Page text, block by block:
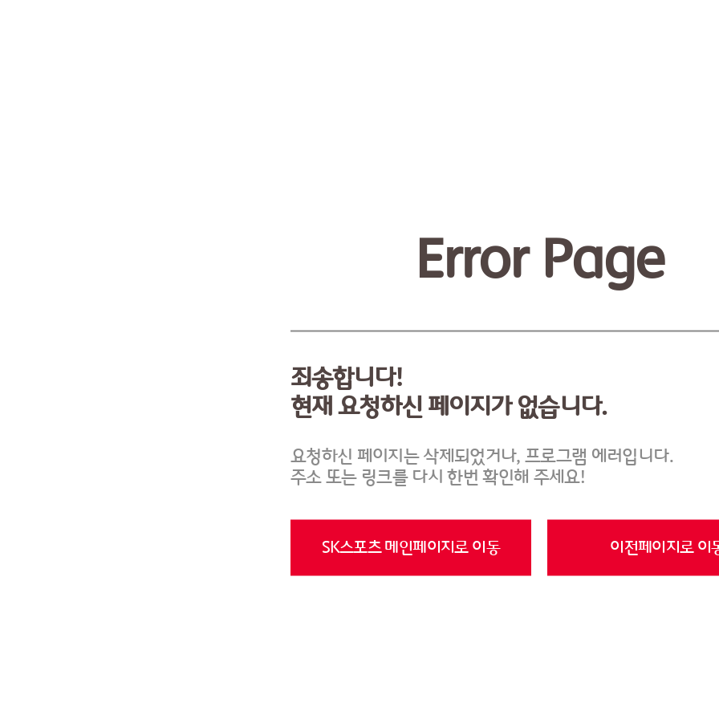
Error Page
죄송합니다!
현재 요청하신 페이지가 없습니다.
요청하신 페이지는 삭제되었거나, 프로그램 에러입니다.
주소 또는 링크를 다시 한번 확인해 주세요!
SK스포츠 메인페이지로 이동 이전페이지로 이